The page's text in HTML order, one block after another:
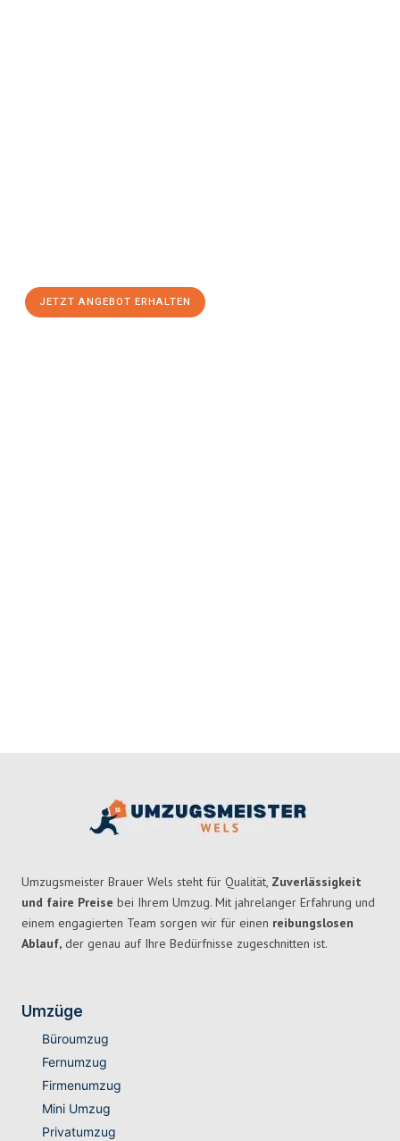
JETZT ANGEBOT ERHALTEN
Umzugsmeister Brauer Wels steht für Qualität, Zuverlässigkeit
und faire Preise bei Ihrem Umzug. Mit jahrelanger Erfahrung und
einem engagierten Team sorgen wir für einen reibungslosen
Ablauf, der genau auf Ihre Bedürfnisse zugeschnitten ist.
Umzüge
Büroumzug
Fernumzug
Firmenumzug
Mini Umzug
Privatumzug